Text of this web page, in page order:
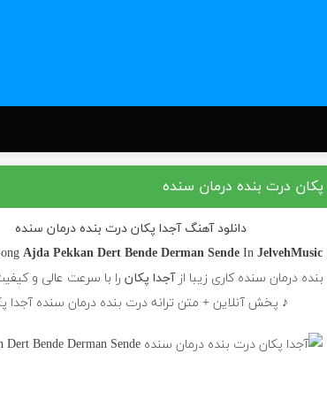
پکان درت بنده درمان سنده
دانلود آهنگ آجدا پکان درت بنده درمان سنده
Ajda Pekkan Dert Bende Derman Sende InJelvehMusic |
درمان سنده کاری زیبا ازآجدا پکان را با سرعت عالی و
♪ پخش آنلاین + متن ترانه درت بنده درمان سنده آجدا